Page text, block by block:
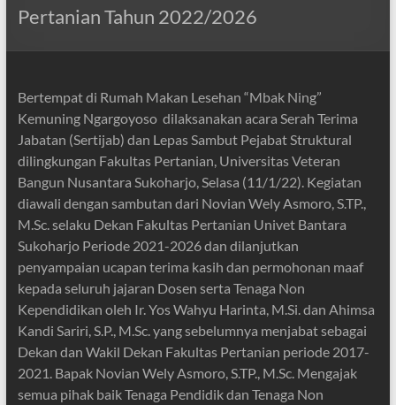
Pertanian Tahun 2022/2026
Bertempat di Rumah Makan Lesehan “Mbak Ning”
Kemuning Ngargoyoso dilaksanakan acara Serah Terima
Jabatan (Sertijab) dan Lepas Sambut Pejabat Struktural
dilingkungan Fakultas Pertanian, Universitas Veteran
Bangun Nusantara Sukoharjo, Selasa (11/1/22). Kegiatan
diawali dengan sambutan dari Novian Wely Asmoro, S.TP.,
M.Sc. selaku Dekan Fakultas Pertanian Univet Bantara
Sukoharjo Periode 2021-2026 dan dilanjutkan
penyampaian ucapan terima kasih dan permohonan maaf
kepada seluruh jajaran Dosen serta Tenaga Non
Kependidikan oleh Ir. Yos Wahyu Harinta, M.Si. dan Ahimsa
Kandi Sariri, S.P., M.Sc. yang sebelumnya menjabat sebagai
Dekan dan Wakil Dekan Fakultas Pertanian periode 2017-
2021. Bapak Novian Wely Asmoro, S.TP., M.Sc. Mengajak
semua pihak baik Tenaga Pendidik dan Tenaga Non